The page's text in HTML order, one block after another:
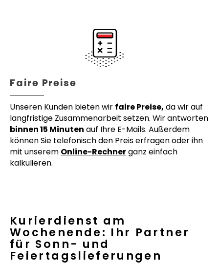
Faire Preise
Unseren Kunden bieten wir faire Preise, da wir auf
langfristige Zusammenarbeit setzen. Wir antworten
binnen 15 Minuten auf Ihre E-Mails. Außerdem
können Sie telefonisch den Preis erfragen oder ihn
mit unserem Online-Rechnerganz einfach
kalkulieren.
Kurierdienst am
Wochenende: Ihr Partner
für Sonn- und
Feiertagslieferungen